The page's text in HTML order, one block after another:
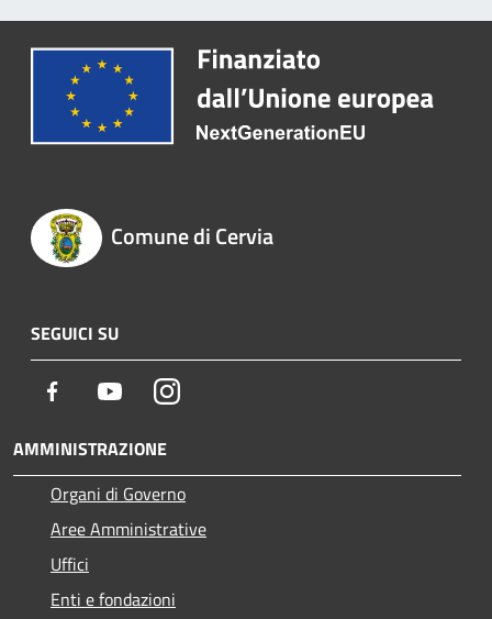
Comune di Cervia
SEGUICI SU
Facebook YoutubeInstagram
AMMINISTRAZIONE
Organi di Governo
Aree Amministrative
Uffici
Enti e fondazioni